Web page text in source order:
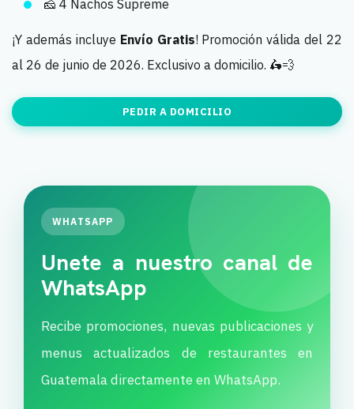
🧀 4 Nachos Supreme
¡Y además incluye Envío Gratis! Promoción válida del 22
al 26 de junio de 2026. Exclusivo a domicilio. 🛵💨
PEDIR A DOMICILIO
WHATSAPP
Unete a nuestro canal de
WhatsApp
Recibe promociones, nuevas publicaciones y
menus actualizados de restaurantes en
Guatemala directamente en WhatsApp.